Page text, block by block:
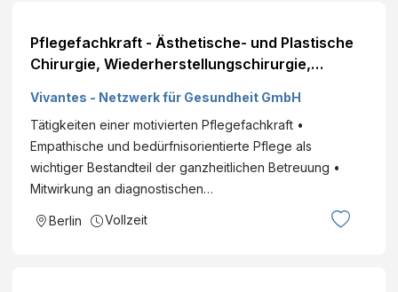
Pflegefachkraft - Ästhetische- und Plastische
Chirurgie, Wiederherstellungschirurgie,
Vivantes - Netzwerk für Gesundheit GmbH
Tätigkeiten einer motivierten Pflegefachkraft •
Empathische und bedürfnisorientierte Pflege als
wichtiger Bestandteil der ganzheitlichen Betreuung •
Mitwirkung an diagnostischen…
Berlin Vollzeit